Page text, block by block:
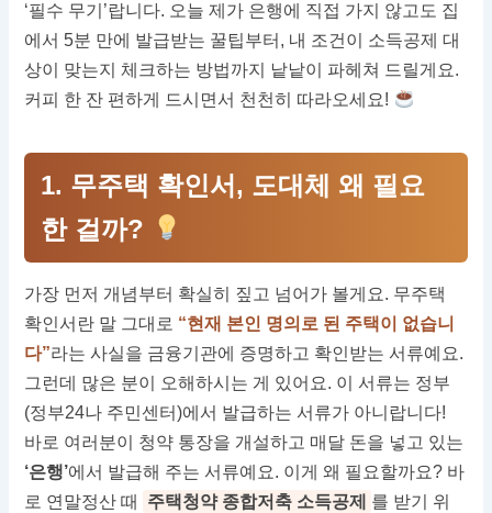
‘필수 무기’랍니다. 오늘 제가 은행에 직접 가지 않고도 집
에서 5분 만에 발급받는 꿀팁부터, 내 조건이 소득공제 대
상이 맞는지 체크하는 방법까지 낱낱이 파헤쳐 드릴게요.
커피 한 잔 편하게 드시면서 천천히 따라오세요!
1. 무주택 확인서, 도대체 왜 필요
한 걸까?
가장 먼저 개념부터 확실히 짚고 넘어가 볼게요. 무주택
확인서란 말 그대로 “현재 본인 명의로 된 주택이 없습니
다”라는 사실을 금융기관에 증명하고 확인받는 서류예요.
그런데 많은 분이 오해하시는 게 있어요. 이 서류는 정부
(정부24나 주민센터)에서 발급하는 서류가 아니랍니다!
바로 여러분이 청약 통장을 개설하고 매달 돈을 넣고 있는
‘은행’에서 발급해 주는 서류예요. 이게 왜 필요할까요? 바
로 연말정산 때
주택청약 종합저축 소득공제
를 받기 위